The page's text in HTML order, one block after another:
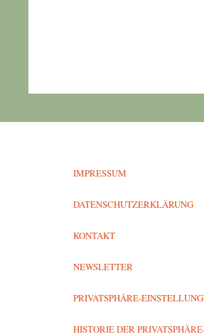
IMPRESSUM
DATENSCHUTZERKLÄRUNG
KONTAKT
NEWSLETTER
PRIVATSPHÄRE-
HISTORIE DER